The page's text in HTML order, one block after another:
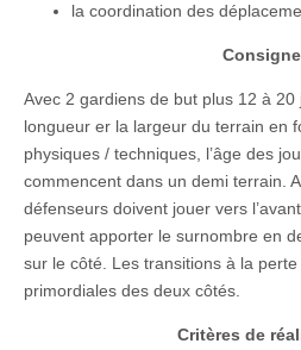
la coordination des
Avec 2 gardiens de but plus 12 à 20
longueur er la largeur du terrain en
physiques / techniques, l’âge des
commencent dans un demi terrain.
défenseurs doivent jouer vers
peuvent apporter le surnombre en
sur le côté. Les transitions à la
primordiales des deux côtés.
Critères de